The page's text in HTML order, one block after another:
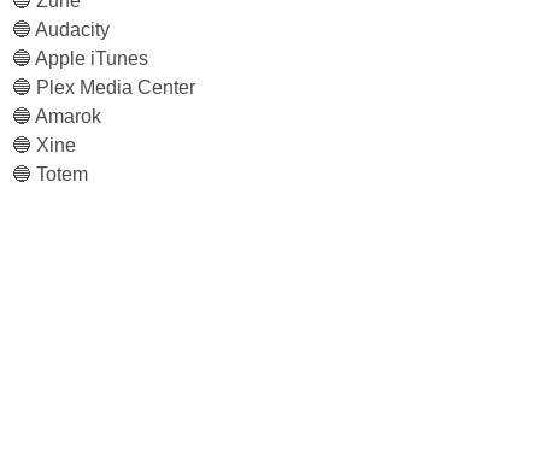
🔵 Audacity
🔵 Apple iTunes
🔵 Plex Media Center
🔵 Amarok
🔵 Xine
🔵 Totem